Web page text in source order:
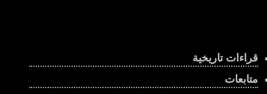
قراءات تاريخية
متابعات